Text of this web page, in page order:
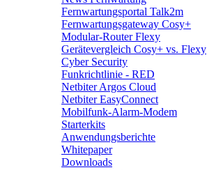
Fernwartungsportal Talk2m
Fernwartungsgateway Cosy+
Modular-Router Flexy
Gerätevergleich Cosy+ vs. Flexy
Cyber Security
Funkrichtlinie - RED
Netbiter Argos Cloud
Netbiter EasyConnect
Mobilfunk-Alarm-Modem
Starterkits
Anwendungsberichte
Whitepaper
Downloads